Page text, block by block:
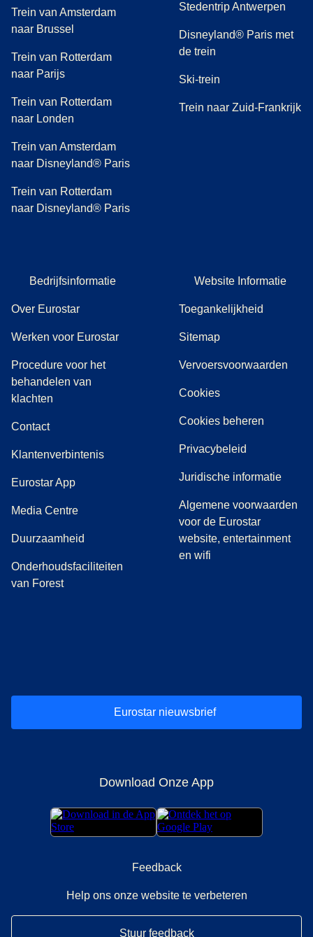
Trein van Amsterdam
naar Brussel
Trein van Rotterdam
naar Parijs
Trein van Rotterdam
naar Londen
Trein van Amsterdam
naar Disneyland® Paris
Trein van Rotterdam
naar Disneyland® Paris
Stedentrip Antwerpen
Disneyland® Paris met
de trein
Ski-trein
Trein naar Zuid-Frankrijk
Bedrijfsinformatie
Over Eurostar
Werken voor Eurostar
Procedure voor het
behandelen van
klachten
Contact
Klantenverbintenis
Eurostar App
Media Centre( opent in een nieuwe tab)
Duurzaamheid
Onderhoudsfaciliteiten
van Forest
Website Informatie
Toegankelijkheid
Sitemap
Vervoersvoorwaarden
Cookies
Cookies beheren
Privacybeleid
Juridische informatie
Algemene voorwaarden
voor de Eurostar
website, entertainment
en wifi
Eurostar nieuwsbrief
Download Onze App
Feedback
Help ons onze website te verbeteren
Stuur feedback